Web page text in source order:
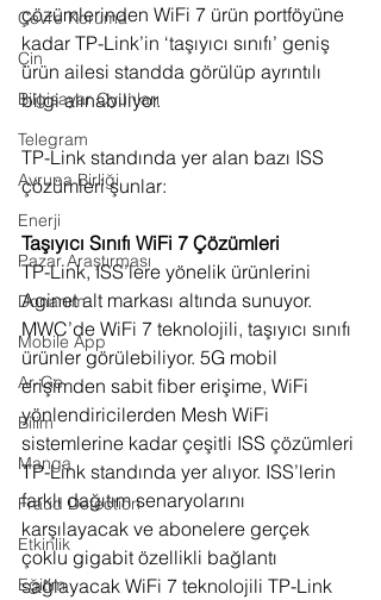
Çevre Koruma
Çin
Bilgisayar Oyunları
Telegram
Avrupa Birliği
Enerji
Pazar Araştırması
Donanım
Mobile App
Ar-Ge
Bilim
Manga
Fraud Detection
Etkinlik
Eğitim
çözümlerinden WiFi 7 ürün portföyüne
kadar TP-Link’in ‘taşıyıcı sınıfı’ geniş
ürün ailesi standda görülüp ayrıntılı
bilgi alınabiliyor.
TP-Link standında yer alan bazı ISS
çözümleri şunlar:
Taşıyıcı Sınıfı WiFi 7 Çözümleri
TP-Link, ISS’lere yönelik ürünlerini
Aginet alt markası altında sunuyor.
MWC’de WiFi 7 teknolojili, taşıyıcı sınıfı
ürünler görülebiliyor. 5G mobil
erişimden sabit fiber erişime, WiFi
yönlendiricilerden Mesh WiFi
sistemlerine kadar çeşitli ISS çözümleri
TP-Link standında yer alıyor. ISS’lerin
farklı dağıtım senaryolarını
karşılayacak ve abonelere gerçek
çoklu gigabit özellikli bağlantı
sağlayacak WiFi 7 teknolojili TP-Link